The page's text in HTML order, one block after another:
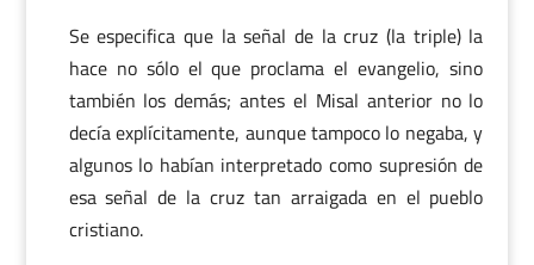
Se especifica que la señal de la cruz (la triple) la
hace no sólo el que proclama el evangelio, sino
también los demás; antes el Misal anterior no lo
decía explícitamente, aunque tampoco lo negaba, y
algunos lo habían interpretado como supresión de
esa señal de la cruz tan arraigada en el pueblo
cristiano.